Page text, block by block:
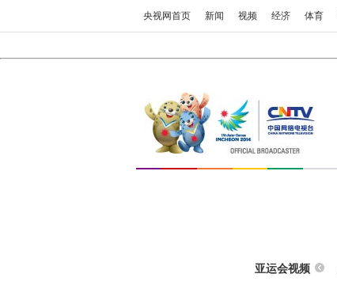
央视网首页 新闻 视频 经济 体育
亚运会视频